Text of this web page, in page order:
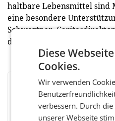
haltbare Lebensmittel sind
eine besondere
Schwertner,
die gemeinsame Initiative.
BEWERTEN SIE DIESEN ARTIKEL
Diese
Cookies.
Wir verwenden
verbessern. Durch
unserer Webseite